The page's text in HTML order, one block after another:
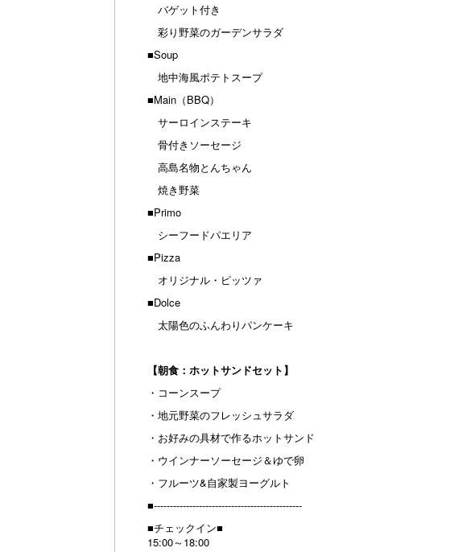
バゲット付き
彩り野菜のガーデンサラダ
■Soup
地中海風ポテトスープ
■Main（BBQ）
サーロインステーキ
骨付きソーセージ
高島名物とんちゃん
焼き野菜
■Primo
シーフードパエリア
■Pizza
オリジナル・ピッツァ
■Dolce
太陽色のふんわりパンケーキ
【朝食：ホットサンドセット】
・コーンスープ
・地元野菜のフレッシュサラダ
・お好みの具材で作るホットサンド
・ウインナーソーセージ＆ゆで卵
・フルーツ&自家製ヨーグルト
■----------------------------------------------
■チェックイン■
15:00～18:00